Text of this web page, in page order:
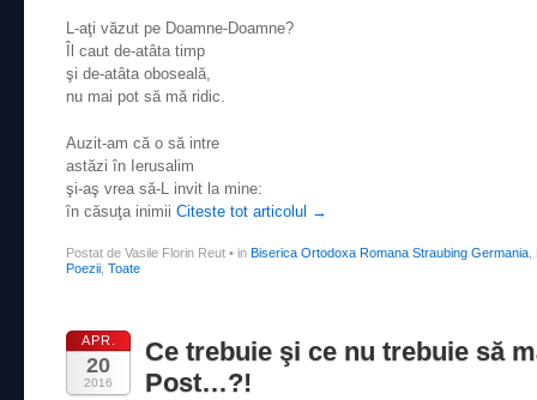
L-aţi văzut pe Doamne-Doamne?
Îl caut de-atâta timp
şi de-atâta oboseală,
nu mai pot să mă ridic.
Auzit-am că o să intre
astăzi în Ierusalim
şi-aş vrea să-L invit la mine:
în căsuţa inimii Citeste tot articolul →
Postat de Vasile Florin Reut • in Biserica Ortodoxa Romana Straubing Germania
Poezii Toate
APR.
20
2016
Ce trebuie şi ce nu trebuie să
Post…?!